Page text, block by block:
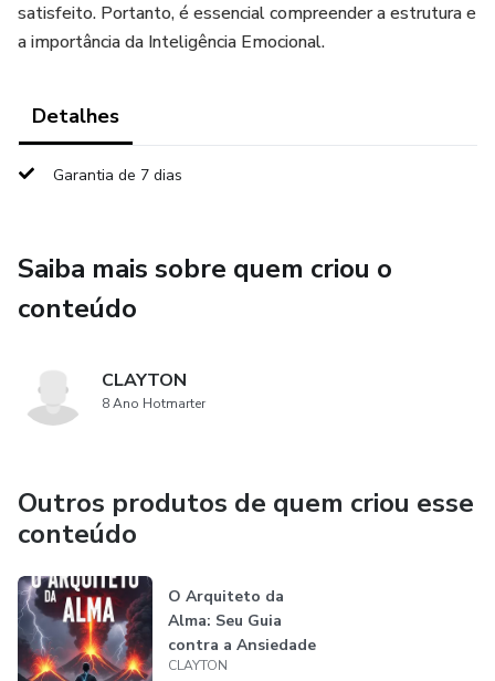
satisfeito. Portanto, é essencial compreender a estrutura e
a importância da Inteligência Emocional.
Detalhes
Garantia de 7 dias
Saiba mais sobre quem criou o
conteúdo
CLAYTON
8 Ano Hotmarter
Outros produtos de quem criou esse
conteúdo
O Arquiteto da
Alma: Seu Guia
contra a Ansiedade
e Esgotamen...
CLAYTON